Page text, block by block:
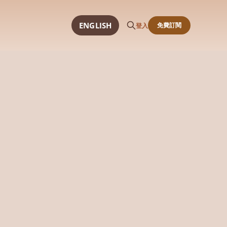
ENGLISH 登入 免費訂閱